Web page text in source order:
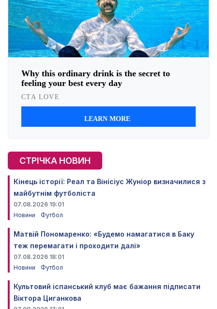
СТРІЧКА НОВИН
Кінець історії: Реал та Вінісіус Жуніор визначилися з
майбутнім футболіста
07.08.2026 19:01
Новини
Футбол
Матвій Пономаренко: «Будемо намагатися в Баку
теж перемагати і проходити далі»
07.08.2026 18:01
Новини
Футбол
Культовий іспанський клуб має бажання підписати
Віктора Циганкова